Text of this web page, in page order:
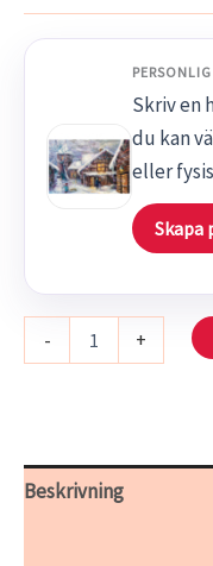
Skriv en
du kan
eller
Skapa
-
915/19
mängd
+
Beskrivning